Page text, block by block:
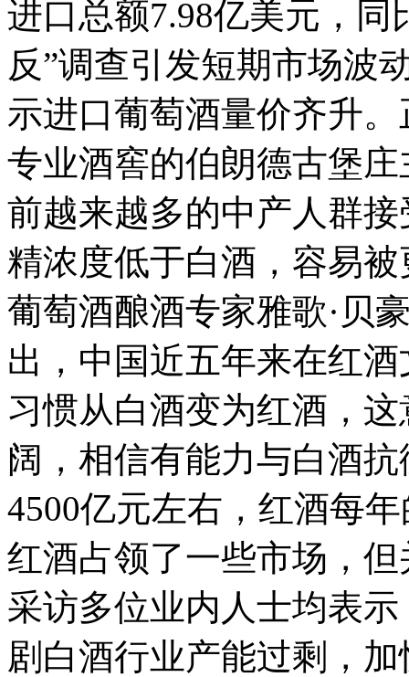
进口总额7.98亿美元，同
反”调查引发短期市场波
示进口葡萄酒量价齐升
专业酒窖的伯朗德古堡
前越来越多的中产人群
精浓度低于白酒，容易
葡萄酒酿酒专家雅歌·贝
出，中国近五年来在红
习惯从白酒变为红酒，
阔，相信有能力与白酒
4500亿元左右，红酒每
红酒占领了一些市场，
采访多位业内人士均表
剧白酒行业产能过剩，